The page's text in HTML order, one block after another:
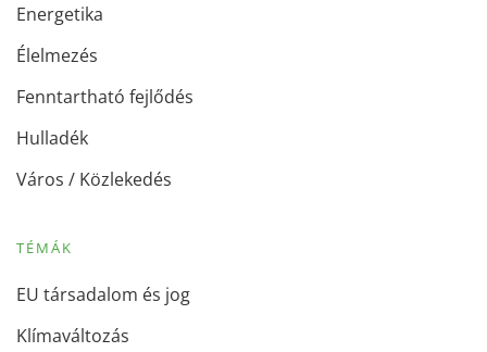
Energetika
Élelmezés
Fenntartható fejlődés
Hulladék
Város / Közlekedés
TÉMÁK
EU társadalom és jog
Klímaváltozás